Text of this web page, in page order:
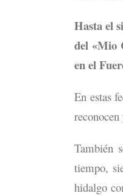
Hasta el
del «Mio
en el
En estas
También
tiempo,
hidalgo